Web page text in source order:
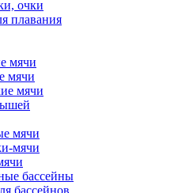
очки
плавания
мячи
мячи
мячи
мячи
мячи
бассейны
бассейнов